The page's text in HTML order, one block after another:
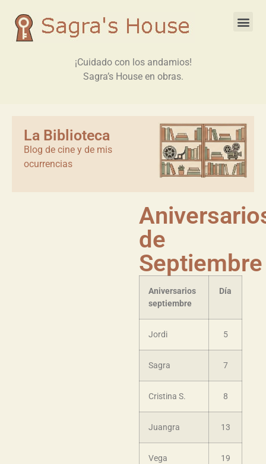
¡Cuidado con los andamios!
Sagra’s House en obras.
La Biblioteca
Blog de cine y de mis
ocurrencias
de
Septiembre
Aniversarios
septiembre
Dí­a
Jordi 5
Sagra 7
Cristina S. 8
Juangra 13
Vega 19